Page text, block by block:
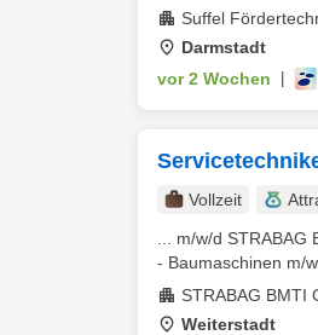
Suffel
Darmstadt
vor 2 Wochen
Vollzeit
... m/w/d
- Baumaschinen m/
STRABAG BMTI
Weiterstadt